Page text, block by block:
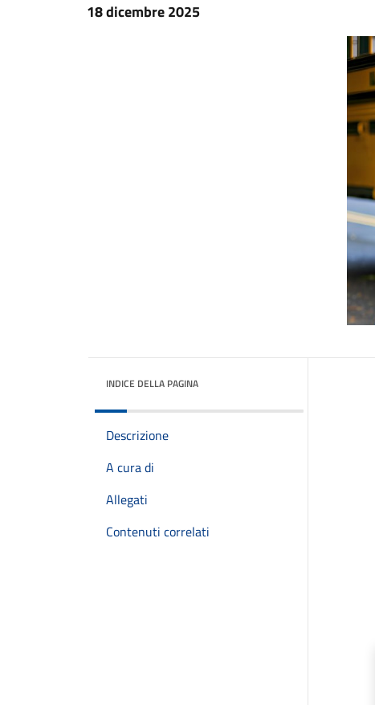
18 dicembre 2025
INDICE DELLA PAGINA
Descrizione
A cura di
Allegati
Contenuti correlati